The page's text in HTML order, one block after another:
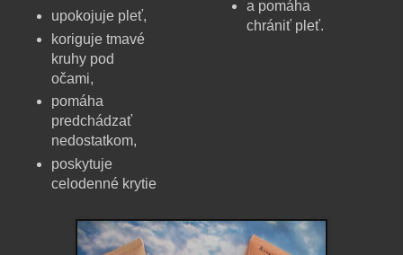
upokojuje pleť,
koriguje tmavé
kruhy pod
očami,
pomáha
predchádzať
nedostatkom,
poskytuje
celodenné krytie
a pomáha
chrániť pleť.